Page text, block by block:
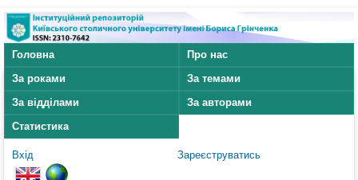
Головна
Про нас
За роками
За темами
За відділами
За авторами
Статистика
Вхід Зареєструватись